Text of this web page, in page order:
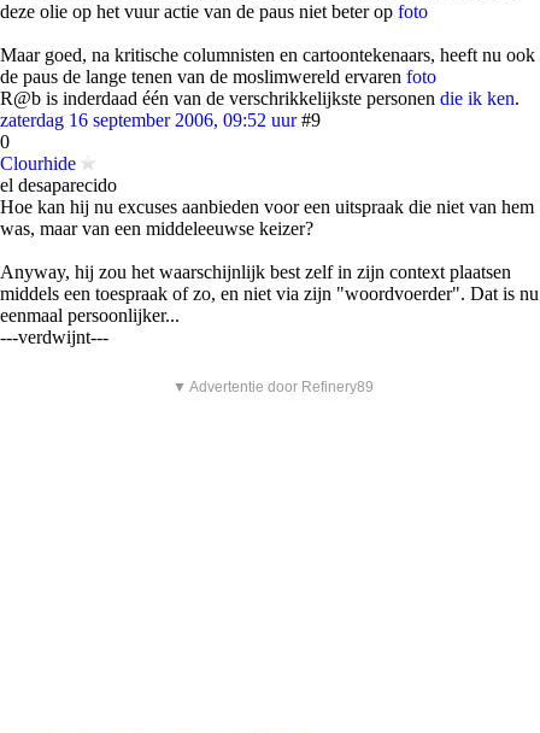
deze olie op het vuur actie van de paus niet beter op foto
Maar goed, na kritische columnisten en cartoontekenaars, heeft nu ook
de paus de lange tenen van de moslimwereld ervaren foto
R@b is inderdaad één van de verschrikkelijkste personen die ik ken.
zaterdag 16 september 2006, 09:52 uur #9
0
Clourhide
el desaparecido
Hoe kan hij nu excuses aanbieden voor een uitspraak die niet van hem
was, maar van een middeleeuwse keizer?
Anyway, hij zou het waarschijnlijk best zelf in zijn context plaatsen
middels een toespraak of zo, en niet via zijn "woordvoerder". Dat is nu
eenmaal persoonlijker...
---verdwijnt---
▼ Advertentie door Refinery89